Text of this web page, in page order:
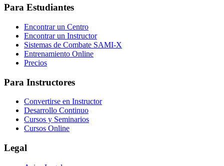
Para Estudiantes
Encontrar un Centro
Encontrar un Instructor
Sistemas de Combate SAMI-X
Entrenamiento Online
Precios
Para Instructores
Convertirse en Instructor
Desarrollo Continuo
Cursos y Seminarios
Cursos Online
Legal